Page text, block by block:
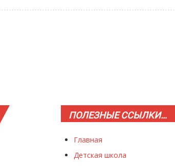
ПОЛЕЗНЫЕССЫЛКИ…
Главная
Детская школа